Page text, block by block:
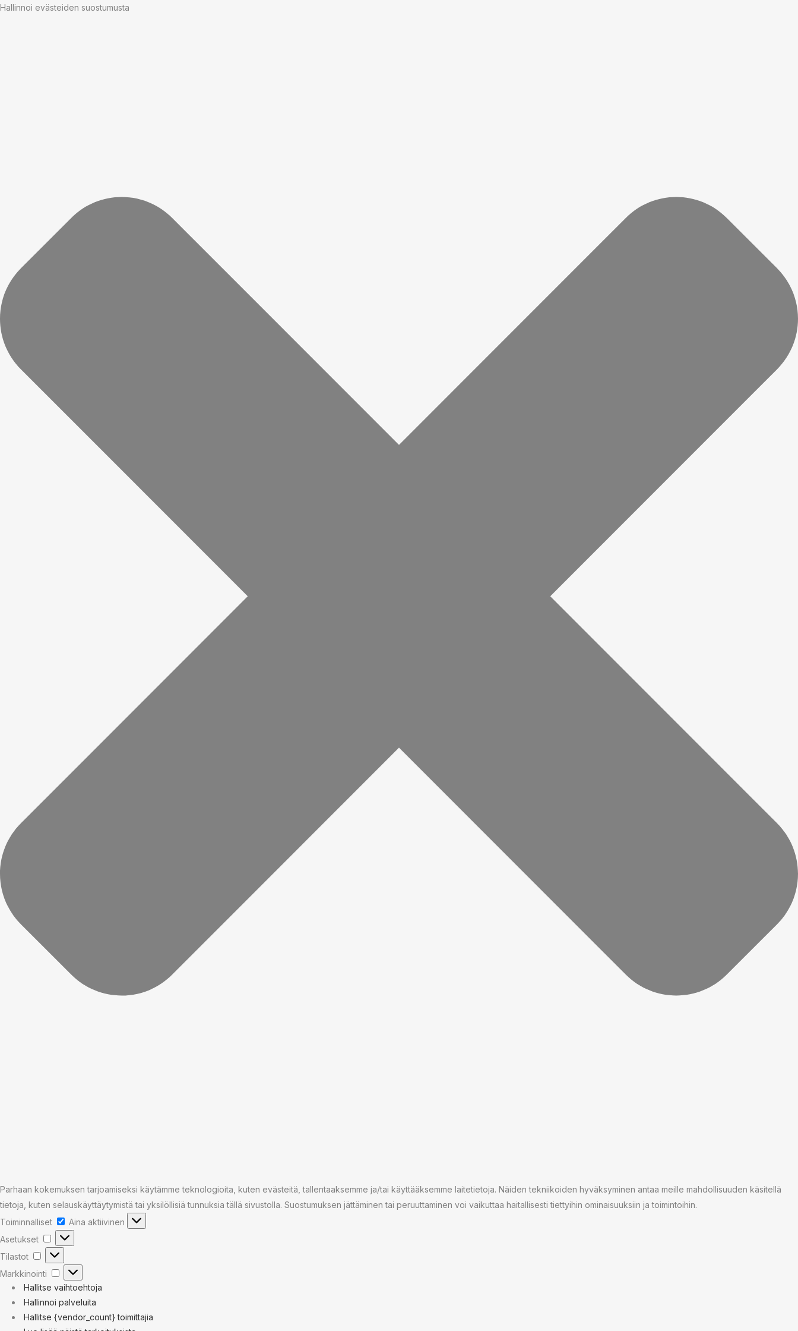
Hallinnoi evästeiden suostumusta
Parhaan kokemuksen tarjoamiseksi käytämme teknologioita, kuten evästeitä, tallentaaksemme ja/tai käyttääksemme laitetietoja. Näiden tekniikoiden hyväksyminen antaa meille mahdollisuuden käsitellä
tietoja, kuten selauskäyttäytymistä tai yksilöllisiä tunnuksia tällä sivustolla. Suostumuksen jättäminen tai peruuttaminen voi vaikuttaa haitallisesti tiettyihin ominaisuuksiin ja toimintoihin.
Toiminnalliset
Toiminnalliset
Aina aktiivinen
Asetukset
Asetukset
Tilastot
Tilastot
Markkinointi
Markkinointi
Hallitse vaihtoehtoja
Hallinnoi palveluita
Hallitse {vendor_count} toimittajia